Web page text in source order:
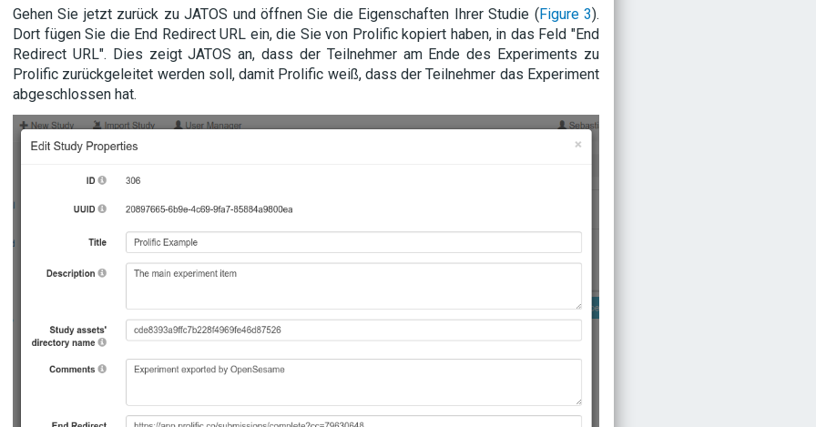
Gehen Sie jetzt zurück zu JATOS und öffnen Sie die Eigenschaften Ihrer Studie (Figure 3).
Dort fügen Sie die End Redirect URL ein, die Sie von Prolific kopiert haben, in das Feld "End
Redirect URL". Dies zeigt JATOS an, dass der Teilnehmer am Ende des Experiments zu
Prolific zurückgeleitet werden soll, damit Prolific weiß, dass der Teilnehmer das Experiment
abgeschlossen hat.